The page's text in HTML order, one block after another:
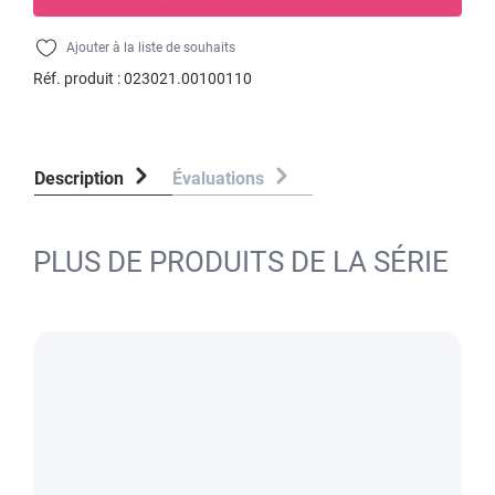
Ajouter à la liste de souhaits
Réf. produit :023021.00100110
Description Évaluations
PLUS DE PRODUITS DE LA SÉRIE